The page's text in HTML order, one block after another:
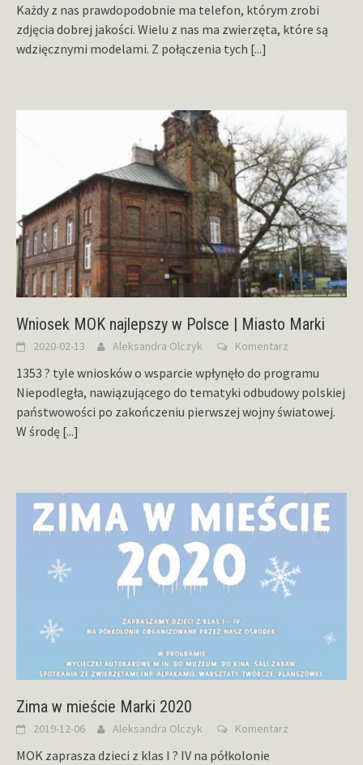
Każdy z nas prawdopodobnie ma telefon, którym zrobi
zdjęcia dobrej jakości. Wielu z nas ma zwierzęta, które są
wdzięcznymi modelami. Z połączenia tych [...]
Wniosek MOK najlepszy w Polsce | Miasto Marki
2020-02-13 Aleksandra Olczyk Komentarz
1353 ? tyle wniosków o wsparcie wpłynęło do programu
Niepodległa, nawiązującego do tematyki odbudowy polskiej
państwowości po zakończeniu pierwszej wojny światowej.
W środę [...]
Zima w mieście Marki 2020
2019-12-06 Aleksandra Olczyk Komentarz
MOK zaprasza dzieci z klas I ? IV na półkolonie